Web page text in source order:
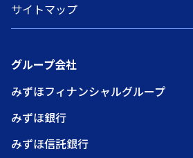
サイトマップ
グループ会社
みずほフィナンシャルグループ
みずほ銀行
みずほ信託銀行